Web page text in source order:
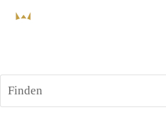
Finden